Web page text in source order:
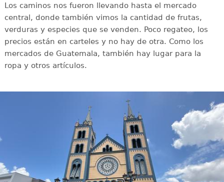
Los caminos nos fueron llevando hasta el mercado
central, donde también vimos la cantidad de frutas,
verduras y especies que se venden. Poco regateo, los
precios están en carteles y no hay de otra. Como los
mercados de Guatemala, también hay lugar para la
ropa y otros artículos.